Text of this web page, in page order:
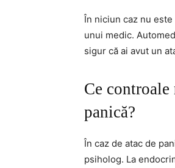
În niciun caz nu
unui medic.
sigur că ai avut un
Ce
panică?
În caz de atac de
psiholog. La